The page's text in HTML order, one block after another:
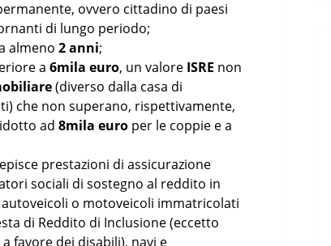
ovvero cittadino di paesi
di lungo periodo;
almeno2 anni;
a6mila euro, un valore ISRE non
(diverso dalla casa di
che non superano, rispettivamente,
ad8mila euro per le coppie e a
prestazioni di assicurazione
sociali di sostegno al reddito in
o motoveicoli immatricolati
di Reddito di Inclusione (eccetto
favore dei disabili), navi e